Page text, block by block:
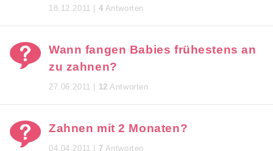
18.12.2011 | 4 Antworten
Wann fangen Babies frühestens an
zu zahnen?
27.06.2011 | 12 Antworten
Zahnen mit 2 Monaten?
04.04.2011 | 7 Antworten